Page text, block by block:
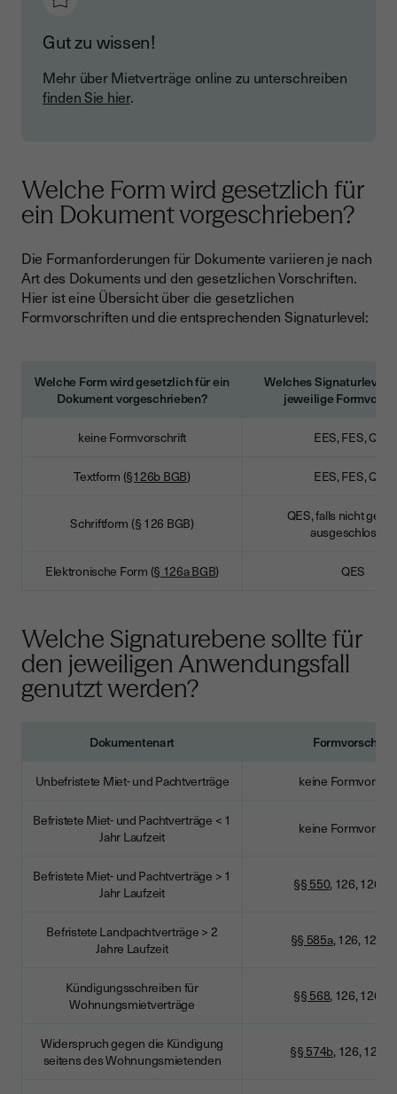
Gut zu wissen!
Mehr über Mietverträge online zu unterschreiben
finden Sie hier.
Welche Form wird gesetzlich für
ein Dokument vorgeschrieben?
Die Formanforderungen für Dokumente variieren je nach
Art des Dokuments und den gesetzlichen Vorschriften.
Hier ist eine Übersicht über die gesetzlichen
Formvorschriften und die entsprechenden Signaturlevel:
Welche Form wird gesetzlich für ein
Dokument vorgeschrieben?
Welches Signaturlevel
jeweilige
keine Formvorschrift EES, FES, QES
Textform (§126b BGB) EES, FES, QES
Schriftform (§ 126 BGB)
QES, falls nicht
ausgeschlossen
Elektronische Form (§ 126a BGB) QES
Welche Signaturebene sollte für
den jeweiligen Anwendungsfall
genutzt werden?
Dokumentenart Formvorschrift
Unbefristete Miet- und Pachtverträge keine
Befristete Miet- und Pachtverträge < 1
Jahr Laufzeit
keine
Befristete Miet- und Pachtverträge > 1
Jahr Laufzeit
§§ 550, 126, 126a
Befristete Landpachtverträge > 2
Jahre Laufzeit
§§ 585a, 126, 126a
Kündigungsschreiben für
Wohnungsmietverträge
§§ 568, 126, 126a
Widerspruch gegen die Kündigung
seitens des Wohnungsmietenden
§§ 574b, 126, 126a